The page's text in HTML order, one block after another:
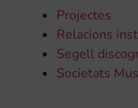
Projectes
Relacions
Segell
Societats